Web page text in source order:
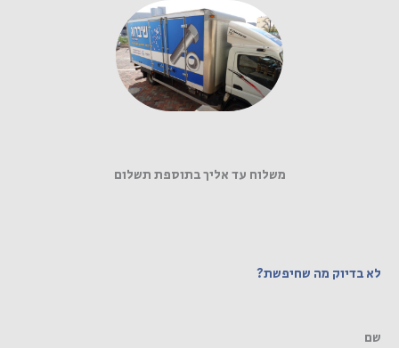
משלוח עד אליך בתוספת תשלום
לא בדיוק מה שחיפשת?
שם